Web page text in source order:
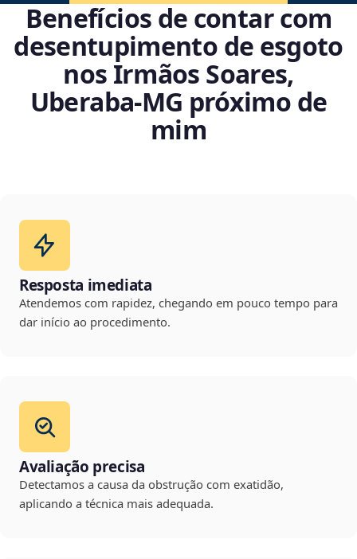
Benefícios de contar com
desentupimento de esgoto
nos Irmãos Soares,
Uberaba‑MG próximo de
mim
Resposta imediata
Atendemos com rapidez, chegando em pouco tempo para
dar início ao procedimento.
Avaliação precisa
Detectamos a causa da obstrução com exatidão,
aplicando a técnica mais adequada.